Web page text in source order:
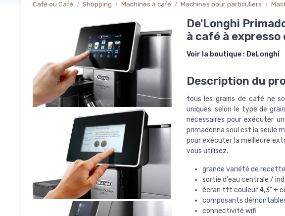
Café ou Café Shopping Machines à café Machines pour particuliers
De'Longhi
à café à
Voir la boutique : DeLonghi
Description du
tous les grains de café ne
uniques. selon le type de
nécessaires pour exécuter
primadonna soul est la seule
pour exécuter la meilleure
vous utilisez.
grande variété de
sortie d'eau centrale /
écran tft couleur 4,3" +
composants
connectivité wifi